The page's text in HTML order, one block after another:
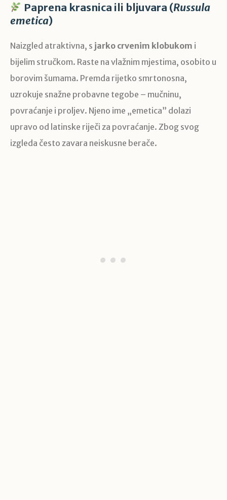
Paprena krasnica ili bljuvara (Russula
emetica)
Naizgled atraktivna, s jarko crvenim klobukom i
bijelim stručkom. Raste na vlažnim mjestima, osobito u
borovim šumama. Premda rijetko smrtonosna,
uzrokuje snažne probavne tegobe – mučninu,
povraćanje i proljev. Njeno ime „emetica” dolazi
upravo od latinske riječi za povraćanje. Zbog svog
izgleda često zavara neiskusne berače.